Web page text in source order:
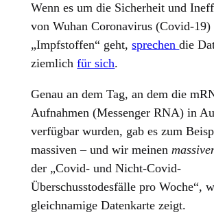
Wenn es um die Sicherheit und
von Wuhan Coronavirus (Covid-19)
„Impfstoffen“ geht,sprechendie
ziemlichfür sich.
Genau an dem Tag, an dem die
Aufnahmen (Messenger RNA) in
verfügbar wurden, gab es zum
massiven – und wir meinen
der „Covid- und Nicht-Covid-
Überschusstodesfälle pro Woche“,
gleichnamige Datenkarte zeigt.